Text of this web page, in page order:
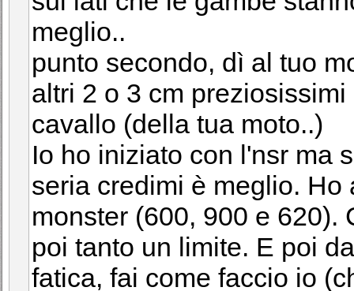
meglio..
punto secondo, dì al tuo
altri 2 o 3 cm
cavallo (della tua moto..)
Io ho iniziato con l'nsr ma
seria credimi è meglio. Ho
monster (600, 900 e 620).
poi tanto un limite. E poi
fatica, fai come faccio io